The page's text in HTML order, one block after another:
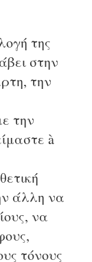
της
στην
την
την
à
άλλη να
να
τόνους